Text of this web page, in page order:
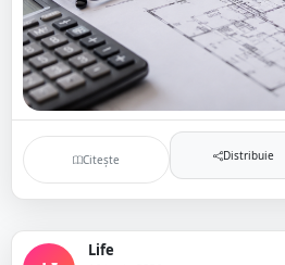
Citește Distribuie
Life